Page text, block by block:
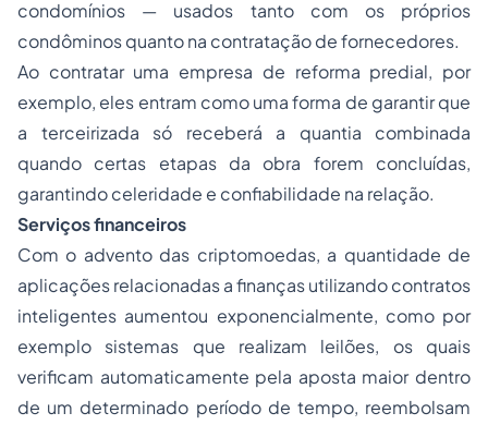
condomínios — usados tanto com os próprios
condôminos quanto na contratação de fornecedores.
Ao contratar uma empresa de reforma predial, por
exemplo, eles entram como uma forma de garantir que
a terceirizada só receberá a quantia combinada
quando certas etapas da obra forem concluídas,
garantindo celeridade e confiabilidade na relação.
Serviços financeiros
Com o advento das criptomoedas, a quantidade de
aplicações relacionadas a finanças utilizando contratos
inteligentes aumentou exponencialmente, como por
exemplo sistemas que realizam leilões, os quais
verificam automaticamente pela aposta maior dentro
de um determinado período de tempo, reembolsam